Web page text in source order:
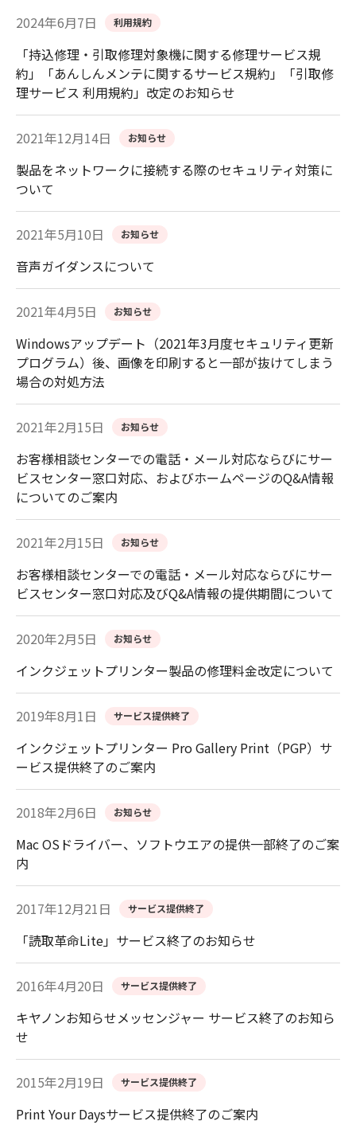
2024年6月7日 利用規約
「持込修理・引取修理対象機に関する修理サービス規
約」「あんしんメンテに関するサービス規約」「引取修
理サービス 利用規約」改定のお知らせ
2021年12月14日 お知らせ
製品をネットワークに接続する際のセキュリティ対策に
ついて
2021年5月10日 お知らせ
音声ガイダンスについて
2021年4月5日 お知らせ
Windowsアップデート（2021年3月度セキュリティ更新
プログラム）後、画像を印刷すると一部が抜けてしまう
場合の対処方法
2021年2月15日 お知らせ
お客様相談センターでの電話・メール対応ならびにサー
ビスセンター窓口対応、およびホームページのQ&A情報
についてのご案内
2021年2月15日 お知らせ
お客様相談センターでの電話・メール対応ならびにサー
ビスセンター窓口対応及びQ&A情報の提供期間について
2020年2月5日 お知らせ
インクジェットプリンター製品の修理料金改定について
2019年8月1日 サービス提供終了
インクジェットプリンター Pro Gallery Print（PGP）サ
ービス提供終了のご案内
2018年2月6日 お知らせ
Mac OSドライバー、ソフトウエアの提供一部終了のご案
内
2017年12月21日 サービス提供終了
「読取革命Lite」サービス終了のお知らせ
2016年4月20日 サービス提供終了
キヤノンお知らせメッセンジャー サービス終了のお知ら
せ
2015年2月19日 サービス提供終了
Print Your Daysサービス提供終了のご案内